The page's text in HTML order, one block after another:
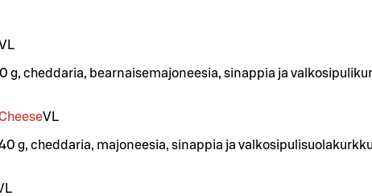
g, cheddaria, bearnaisemajoneesia, sinappia ja
VL
g, cheddaria, majoneesia, sinappia ja